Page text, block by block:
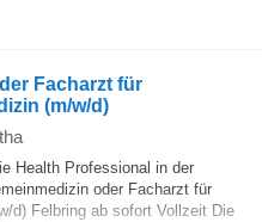
Facharzt für
(m/w/d)
Health Professional in der
oder Facharzt für
d) Felbring ab sofort Vollzeit Die